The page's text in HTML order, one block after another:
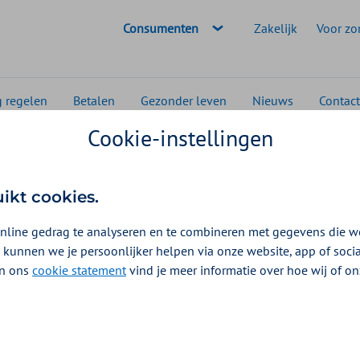
Geselecteerde doelgroep:
Consumenten Zakelijk Voor
regelen Betalen Gezonder leven Nieuws Contact
Voedingsvoorlichting
u een vergoeding voor voedingsvoorlichting krijgen
bedoelen we voorlichting en advies zonder
Cookie-instellingen
cookies.
gedrag te analyseren en te combineren met gegevens die
we je persoonlijker helpen via onze website, app of
ons cookie statementvind je meer informatie over hoe wij of